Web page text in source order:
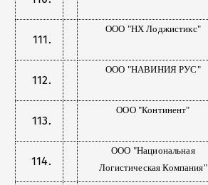
ООО "НХ Лоджистикс"
ООО "НАВИНИЯ РУС"
ООО "Континент"
ООО "Национальная
Логистическая Компания"